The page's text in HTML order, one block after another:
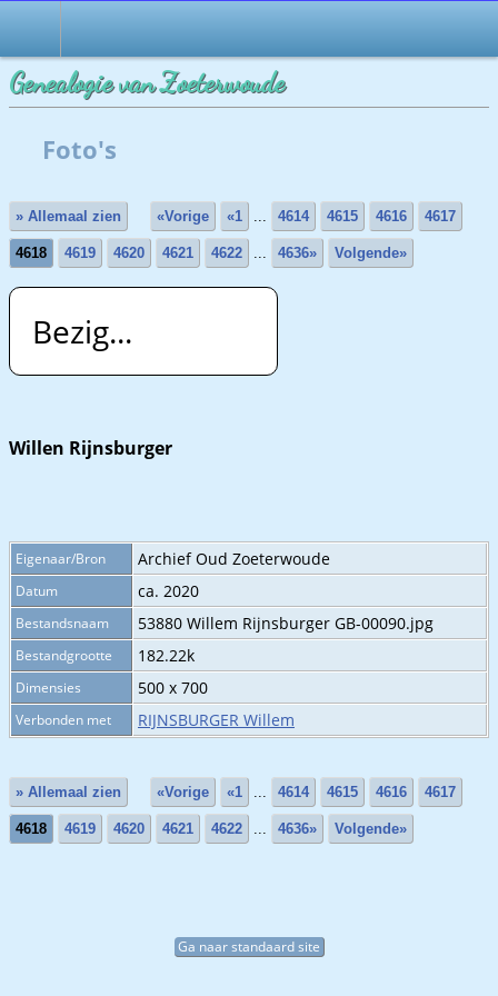
Genealogie van Zoeterwoude
Foto's
» Allemaal zien «Vorige «1 ... 4614 4615 4616 4617
4618 4619 4620 4621 4622 ... 4636» Volgende»
Bezig...
Willen Rijnsburger
Eigenaar/Bron Archief Oud Zoeterwoude
Datum ca. 2020
Bestandsnaam 53880 Willem Rijnsburger GB-00090.jpg
Bestandgrootte 182.22k
Dimensies 500 x 700
Verbonden met RIJNSBURGER Willem
» Allemaal zien «Vorige «1 4614 4615 4616 4617
4618 4619 4620 4621 4622 4636» Volgende»
Ga naar standaard site